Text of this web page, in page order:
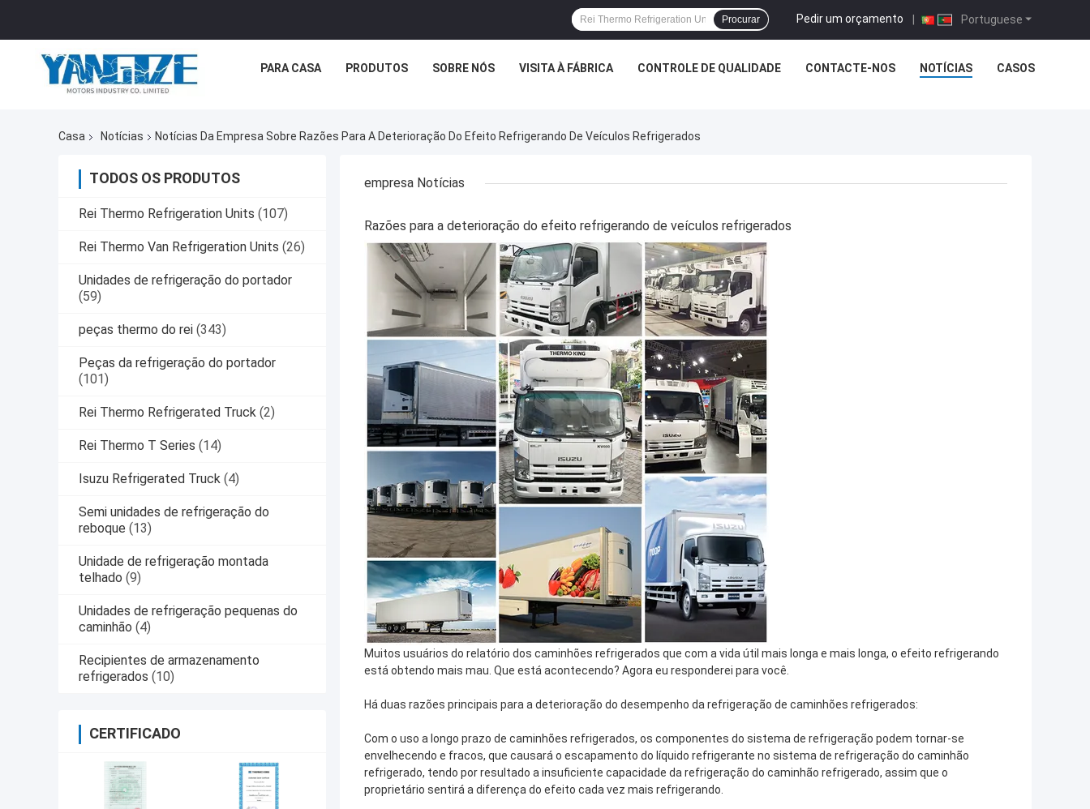
Portuguese
Pedir um orçamento |
Procurar
PARA CASA PRODUTOS SOBRE NÓS VISITA À FÁBRICA CONTROLE DE QUALIDADE CONTACTE-NOS NOTÍCIAS CASOS
Casa Notícias Notícias Da Empresa Sobre Razões Para A Deterioração Do Efeito Refrigerando De Veículos Refrigerados
TODOS OS PRODUTOS
Rei Thermo Refrigeration Units (107)
Rei Thermo Van Refrigeration Units (26)
Unidades de refrigeração do portador
(59)
peças thermo do rei (343)
Peças da refrigeração do portador
(101)
Rei Thermo Refrigerated Truck (2)
Rei Thermo T Series (14)
Isuzu Refrigerated Truck (4)
Semi unidades de refrigeração do
reboque (13)
Unidade de refrigeração montada
telhado (9)
Unidades de refrigeração pequenas do
caminhão (4)
Recipientes de armazenamento
refrigerados (10)
CERTIFICADO
empresa Notícias
Razões para a deterioração do efeito refrigerando de veículos refrigerados
Muitos usuários do relatório dos caminhões refrigerados que com a vida útil mais longa e mais longa, o efeito refrigerando
está obtendo mais mau. Que está acontecendo? Agora eu responderei para você.
Há duas razões principais para a deterioração do desempenho da refrigeração de caminhões refrigerados:
Com o uso a longo prazo de caminhões refrigerados, os componentes do sistema de refrigeração podem tornar-se
envelhecendo e fracos, que causará o escapamento do líquido refrigerante no sistema de refrigeração do caminhão
refrigerado, tendo por resultado a insuficiente capacidade da refrigeração do caminhão refrigerado, assim que o
proprietário sentirá a diferença do efeito cada vez mais refrigerando.